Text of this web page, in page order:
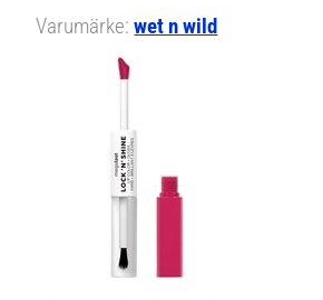
Varumärke:wet n wild